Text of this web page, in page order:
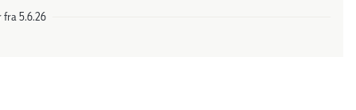
5.6.26